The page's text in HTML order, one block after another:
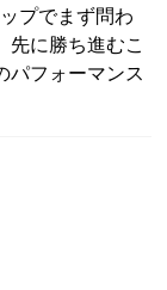
プでまず問わ
先に勝ち進むこ
パフォーマンス